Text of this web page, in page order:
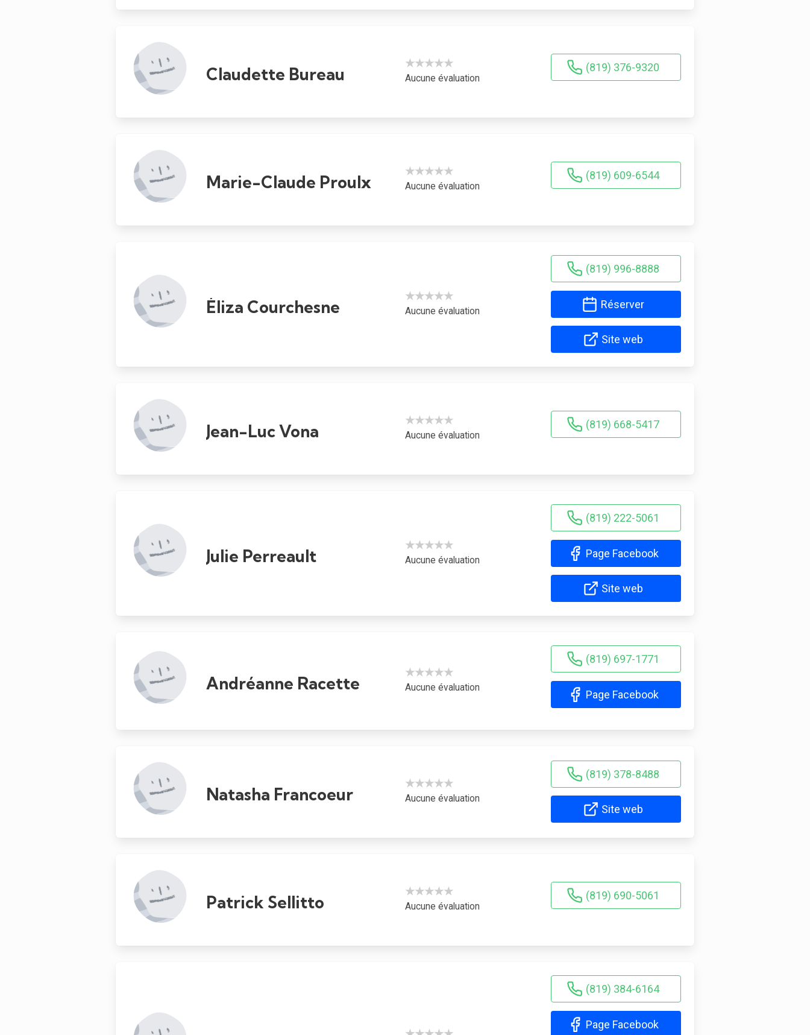
Claudette Bureau
★★★★★
Aucune évaluation
(819) 376-9320
Marie-Claude Proulx
★★★★★
Aucune évaluation
(819) 609-6544
Éliza Courchesne
★★★★★
Aucune évaluation
(819) 996-8888
Réserver
Site web
Jean-Luc Vona
★★★★★
Aucune évaluation
(819) 668-5417
Julie Perreault
★★★★★
Aucune évaluation
(819) 222-5061
Page Facebook
Site web
Andréanne Racette
★★★★★
Aucune évaluation
(819) 697-1771
Page Facebook
Natasha Francoeur
★★★★★
Aucune évaluation
(819) 378-8488
Site web
Patrick Sellitto
★★★★★
Aucune évaluation
(819) 690-5061
(819) 384-6164
Page Facebook